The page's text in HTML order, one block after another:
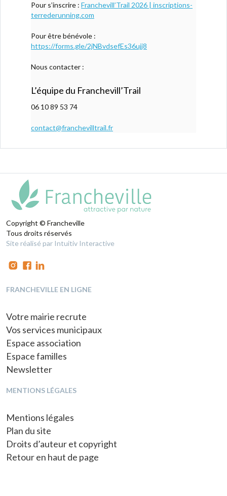
Pour s’inscrire : Franchevill’Trail 2026 | inscriptions-
terrederunning.com
Pour être bénévole :
https://forms.gle/2jNBvdsefEs36ujj8
Nous contacter :
L’équipe du Franchevill’Trail
06 10 89 53 74
contact@franchevilltrail.fr
Copyright © Francheville
Tous droits réservés
Site réalisé par Intuitiv Interactive
FRANCHEVILLE EN LIGNE
Votre mairie recrute
Vos services municipaux
Espace association
Espace familles
Newsletter
MENTIONS LÉGALES
Mentions légales
Plan du site
Droits d’auteur et copyright
Retour en haut de page